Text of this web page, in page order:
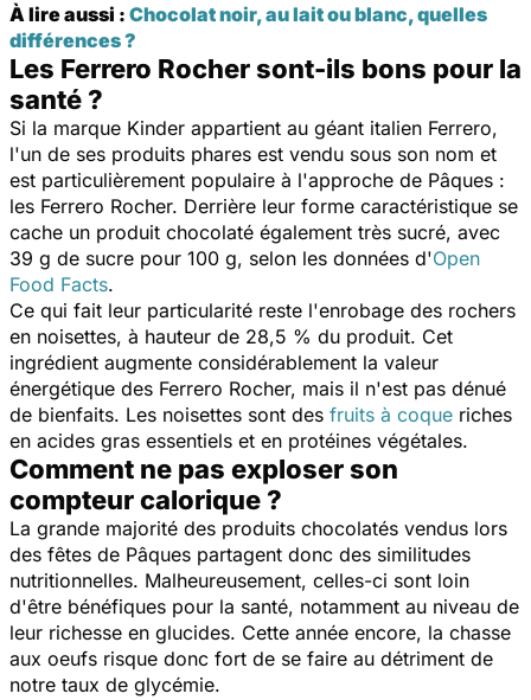
À lire aussi : Chocolat noir, au lait ou blanc, quelles
différences ?
Les Ferrero Rocher sont-ils bons pour la
santé ?
Si la marque Kinder appartient au géant italien Ferrero,
l'un de ses produits phares est vendu sous son nom et
est particulièrement populaire à l'approche de Pâques :
les Ferrero Rocher. Derrière leur forme caractéristique se
cache un produit chocolaté également très sucré, avec
39 g de sucre pour 100 g, selon les données d'Open
Food Facts.
Ce qui fait leur particularité reste l'enrobage des rochers
en noisettes, à hauteur de 28,5 % du produit. Cet
ingrédient augmente considérablement la valeur
énergétique des Ferrero Rocher, mais il n'est pas dénué
de bienfaits. Les noisettes sont des fruits à coque riches
en acides gras essentiels et en protéines végétales.
Comment ne pas exploser son
compteur calorique ?
La grande majorité des produits chocolatés vendus lors
des fêtes de Pâques partagent donc des similitudes
nutritionnelles. Malheureusement, celles-ci sont loin
d'être bénéfiques pour la santé, notamment au niveau de
leur richesse en glucides. Cette année encore, la chasse
aux oeufs risque donc fort de se faire au détriment de
notre taux de glycémie.